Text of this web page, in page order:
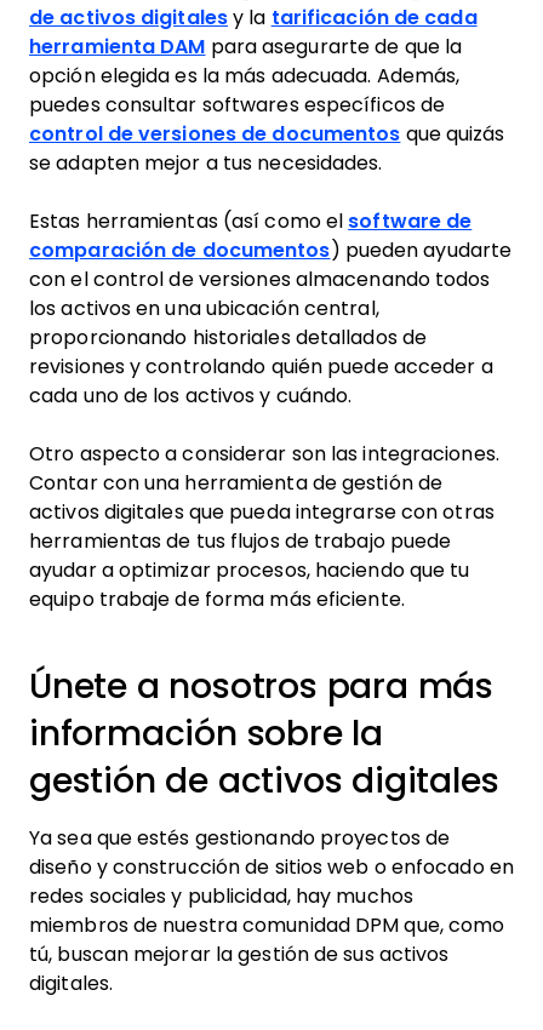
de activos digitales y la tarificación de cada
herramienta DAM para asegurarte de que la
opción elegida es la más adecuada. Además,
puedes consultar softwares específicos de
control de versiones de documentos que quizás
se adapten mejor a tus necesidades.
Estas herramientas (así como el software de
comparación de documentos ) pueden ayudarte
con el control de versiones almacenando todos
los activos en una ubicación central,
proporcionando historiales detallados de
revisiones y controlando quién puede acceder a
cada uno de los activos y cuándo.
Otro aspecto a considerar son las integraciones.
Contar con una herramienta de gestión de
activos digitales que pueda integrarse con otras
herramientas de tus flujos de trabajo puede
ayudar a optimizar procesos, haciendo que tu
equipo trabaje de forma más eficiente.
Únete a nosotros para más
información sobre la
gestión de activos digitales
Ya sea que estés gestionando proyectos de
diseño y construcción de sitios web o enfocado en
redes sociales y publicidad, hay muchos
miembros de nuestra comunidad DPM que, como
tú, buscan mejorar la gestión de sus activos
digitales.